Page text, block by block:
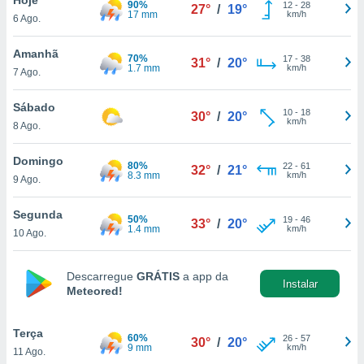
lhe
e
com
Pode
e
a
a
6 Ago.
90%
17 mm
27° / 19° 12- 28
km/h
Amanhã
7 Ago.
70%
1.7 mm
31° / 20° 17- 38
km/h
Sábado
8 Ago.
30° / 20° 10- 18
km/h
Domingo
9 Ago.
80%
8.3 mm
32° / 21° 22- 61
km/h
Segunda
10 Ago.
50%
1.4 mm
33° / 20° 19- 46
km/h
Descarregue GRÁTIS a app da
Meteored!
Instalar
Terça
11 Ago.
60%
9 mm
30° / 20° 26- 57
km/h